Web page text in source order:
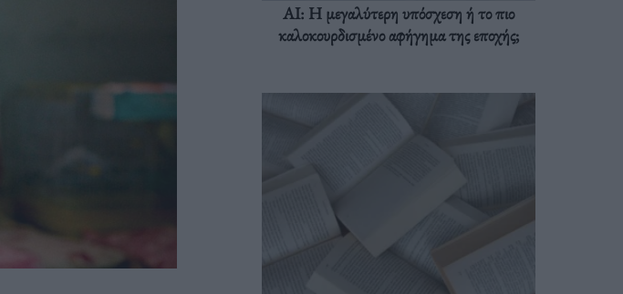
AI: Η μεγαλύτερη υπόσχεση ή το πιο
καλοκουρδισμένο αφήγημα της εποχής;